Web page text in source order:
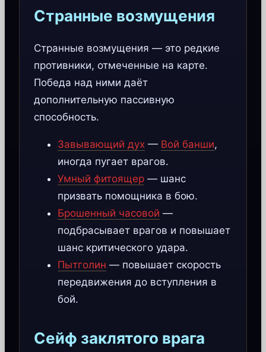
Странные возмущения
Странные возмущения — это редкие
противники, отмеченные на карте.
Победа над ними даёт
дополнительную пассивную
способность.
Завывающий дух — Вой банши,
иногда пугает врагов.
Умный фитоящер — шанс
призвать помощника в бою.
Брошенный часовой —
подбрасывает врагов и повышает
шанс критического удара.
Пытголин — повышает скорость
передвижения до вступления в
бой.
Сейф заклятого врага